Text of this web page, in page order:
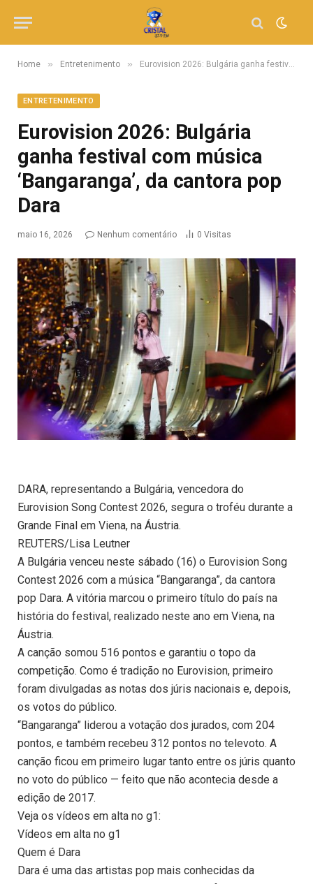
Home » Entretenimento » Eurovision 2026: Bulgária ganha festival com música ‘Bangaranga’, da cantora pop Dara
ENTRETENIMENTO
Eurovision 2026: Bulgária
ganha festival com música
‘Bangaranga’, da cantora pop
Dara
maio 16, 2026 Nenhum comentário 0 Visitas
DARA, representando a Bulgária, vencedora do
Eurovision Song Contest 2026, segura o troféu durante a
Grande Final em Viena, na Áustria.
REUTERS/Lisa Leutner
A Bulgária venceu neste sábado (16) o Eurovision Song
Contest 2026 com a música “Bangaranga”, da cantora
pop Dara. A vitória marcou o primeiro título do país na
história do festival, realizado neste ano em Viena, na
Áustria.
A canção somou 516 pontos e garantiu o topo da
competição. Como é tradição no Eurovision, primeiro
foram divulgadas as notas dos júris nacionais e, depois,
os votos do público.
“Bangaranga” liderou a votação dos jurados, com 204
pontos, e também recebeu 312 pontos no televoto. A
canção ficou em primeiro lugar tanto entre os júris quanto
no voto do público — feito que não acontecia desde a
edição de 2017.
Veja os vídeos em alta no g1:
Vídeos em alta no g1
Quem é Dara
Dara é uma das artistas pop mais conhecidas da